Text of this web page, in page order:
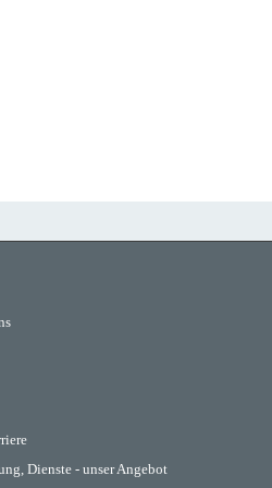
Dienste - unser Angebot